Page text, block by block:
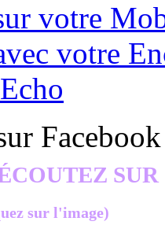
votre
votre
SUR
sur l'image)